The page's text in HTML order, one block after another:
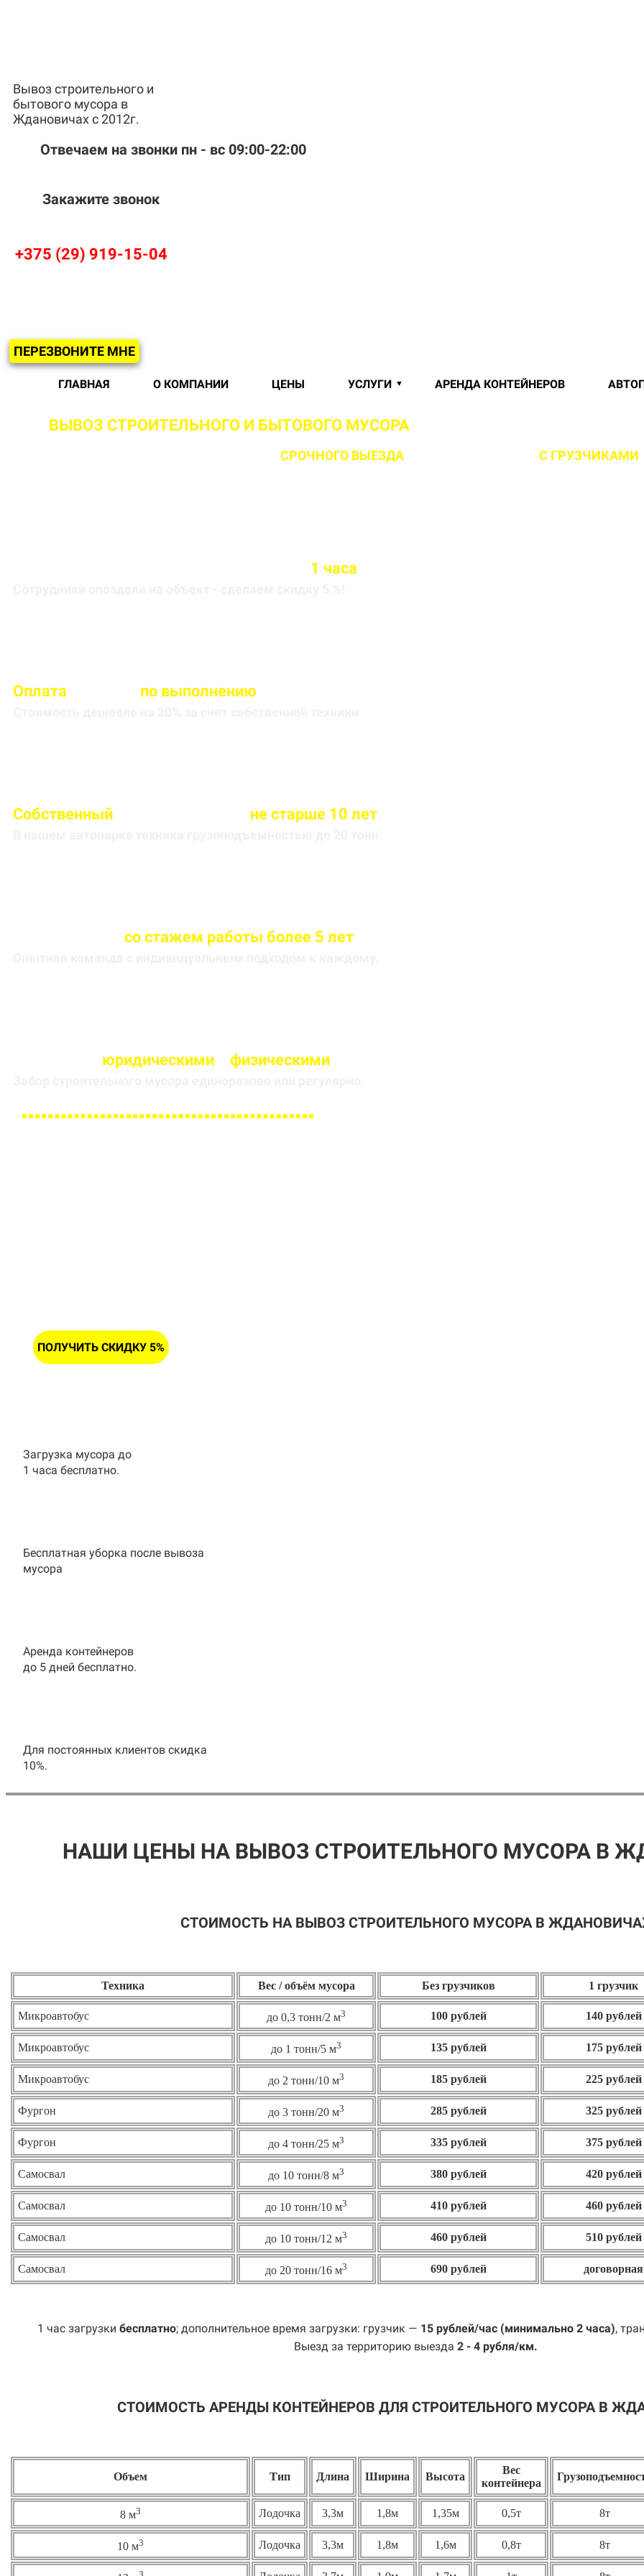
Вывоз строительного и
бытового мусора в
Ждановичах с 2012г.
Отвечаем на звонки пн - вс 09:00-22:00
Закажите звонок
+375 (29) 919-15-04
ПЕРЕЗВОНИТЕ МНЕ
ГЛАВНАЯ О КОМПАНИИ ЦЕНЫ УСЛУГИ АРЕНДА КОНТЕЙНЕРОВ
ВЫВОЗ СТРОИТЕЛЬНОГО И БЫТОВОГО МУСОРА
СРОЧНОГО ВЫЕЗДА С ГРУЗЧИКАМИ
1 часа
Оплата по выполнению
Собственный не старше 10 лет
со стажем работы более 5 лет
юридическими физическими
ПОЛУЧИТЬ СКИДКУ 5%
Загрузка мусора до
1 часа бесплатно.
Бесплатная уборка после вывоза
мусора
Аренда контейнеров
до 5 дней бесплатно.
Для постоянных клиентов скидка
10%.
НАШИ ЦЕНЫ НА ВЫВОЗ СТРОИТЕЛЬНОГО МУСОРА В
СТОИМОСТЬ НА ВЫВОЗ СТРОИТЕЛЬНОГО МУСОРА В
Техника Вес / объём мусора Без грузчиков 1 грузчик
Микроавтобус до 0,3 тонн/2 м3 100 рублей 140 рублей
Микроавтобус до 1 тонн/5 м3 135 рублей 175 рублей
Микроавтобус до 2 тонн/10 м3 185 рублей 225 рублей
Фургон до 3 тонн/20 м3 285 рублей 325 рублей
Фургон до 4 тонн/25 м3 335 рублей 375 рублей
Самосвал до 10 тонн/8 м3 380 рублей 420 рублей
Самосвал до 10 тонн/10 м3 410 рублей 460рублей
Самосвал до 10 тонн/12 м3 460 рублей 510 рублей
Самосвал до 20 тонн/16 м3 690 рублей договорная
1 час загрузки бесплатно; дополнительное время загрузки: грузчик — 15 рублей/час (минимально 2 часа),
Выезд за территорию выезда 2 - 4 рубля/км.
СТОИМОСТЬ АРЕНДЫ КОНТЕЙНЕРОВ ДЛЯ СТРОИТЕЛЬНОГО МУСОРА В
Объем Тип Длина Ширина Высота
Вес
контейнера
8 м3 Лодочка 3,3м 1,8м 1,35м 0,5т 8т
10 м3 Лодочка 3,3м 1,8м 1,6м 0,8т 8т